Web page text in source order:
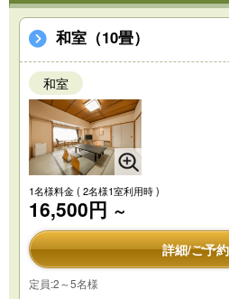
和室（10畳）
和室
1名様料金( 2名様1室利用時 )
16,500円 ～
詳細/ご予約
定員:2～5名様